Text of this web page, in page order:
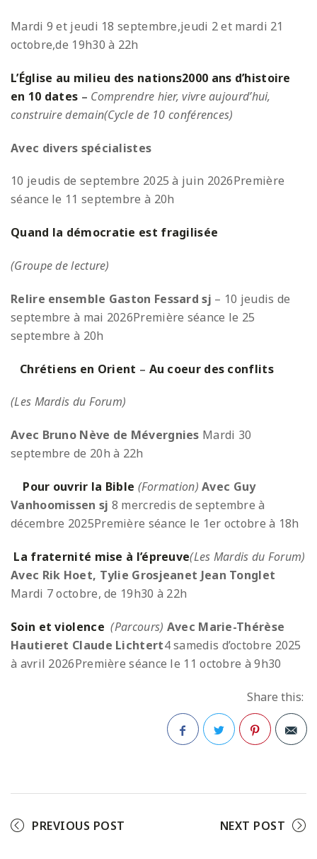
Mardi 9 et jeudi 18 septembre,jeudi 2 et mardi 21
octobre,de 19h30 à 22h
L’Église au milieu des nations2000 ans d’histoire
en 10 dates – Comprendre hier, vivre aujourd’hui,
construire demain(Cycle de 10 conférences)
Avec divers spécialistes
10 jeudis de septembre 2025 à juin 2026Première
séance le 11 septembre à 20h
Quand la démocratie est fragilisée
(Groupe de lecture)
Relire ensemble Gaston Fessard sj – 10 jeudis de
septembre à mai 2026Première séance le 25
septembre à 20h
Chrétiens en Orient – Au coeur des conflits
(Les Mardis du Forum)
Avec Bruno Nève de Mévergnies Mardi 30
septembre de 20h à 22h
Pour ouvrir la Bible (Formation) Avec Guy
Vanhoomissen sj 8 mercredis de septembre à
décembre 2025Première séance le 1er octobre à 18h
La fraternité mise à l’épreuve(Les Mardis du Forum)
Avec Rik Hoet, Tylie Grosjeanet Jean Tonglet
Mardi 7 octobre, de 19h30 à 22h
Soin et violence (Parcours) Avec Marie-Thérèse
Hautieret Claude Lichtert4 samedis d’octobre 2025
à avril 2026Première séance le 11 octobre à 9h30
Share this:
PREVIOUS POST NEXT POST